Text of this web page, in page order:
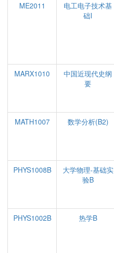
ME2011
电工电子技术基
础I
MARX1010
中国近现代史纲
要
MATH1007
数学分析(B2)
PHYS1008B
大学物理-基础实
验B
PHYS1002B
热学B